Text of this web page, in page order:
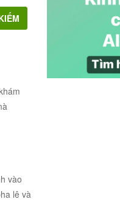
vào
lê và
đi